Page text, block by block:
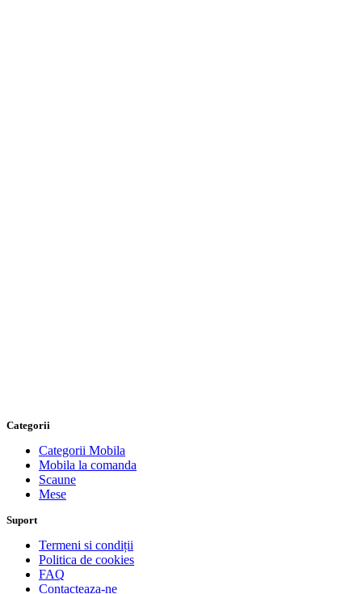
Categorii
Categorii Mobila
Mobila la comanda
Scaune
Mese
Suport
Termeni si condiții
Politica de cookies
FAQ
Contacteaza-ne